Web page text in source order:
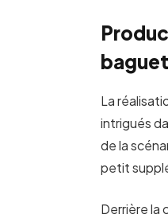
La
intrigués
de la
petit
Derrière la